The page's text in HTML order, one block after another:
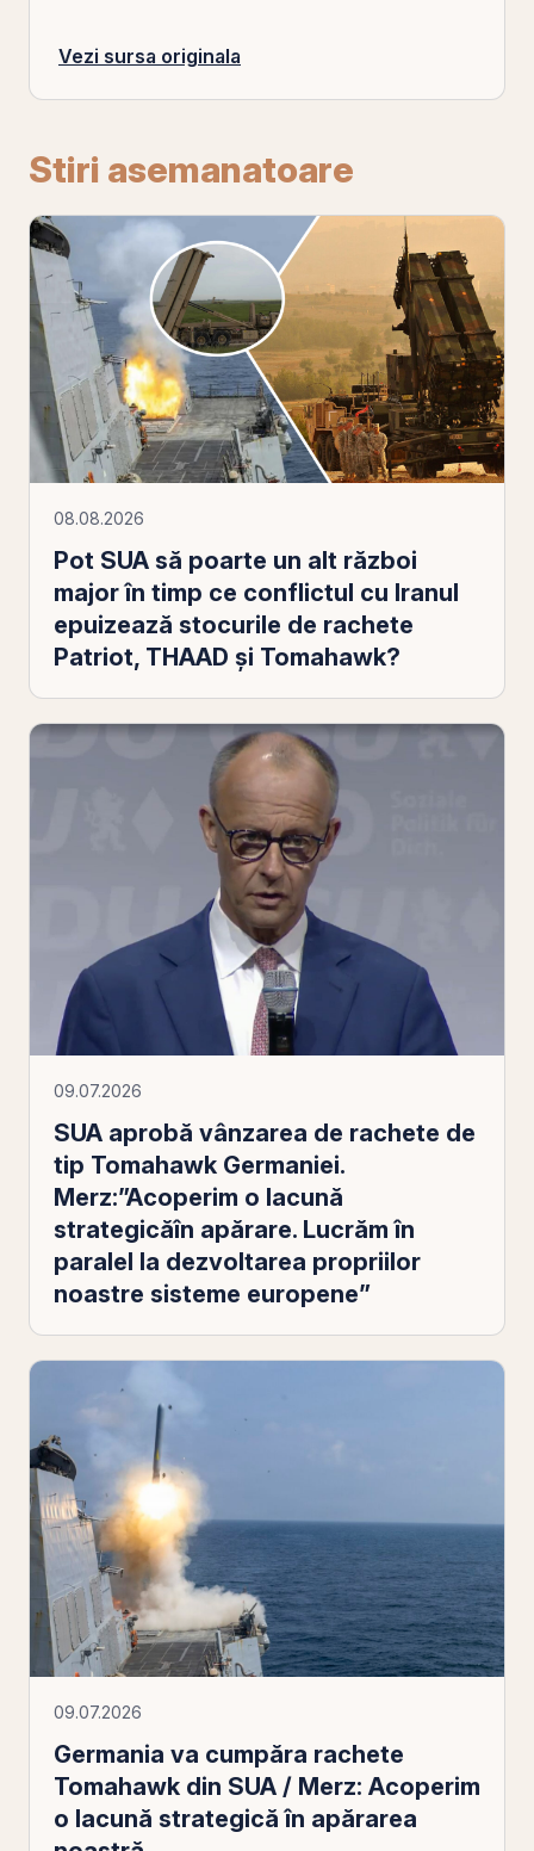
Vezi sursa originala
Stiri asemanatoare
08.08.2026
Pot SUA să poarte un alt război
major în timp ce conflictul cu Iranul
epuizează stocurile de rachete
Patriot, THAAD și Tomahawk?
09.07.2026
SUA aprobă vânzarea de rachete de
tip Tomahawk Germaniei.
Merz:”Acoperim o lacună
strategicăîn apărare. Lucrăm în
paralel la dezvoltarea propriilor
noastre sisteme europene”
09.07.2026
Germania va cumpăra rachete
Tomahawk din SUA / Merz: Acoperim
o lacună strategică în apărarea